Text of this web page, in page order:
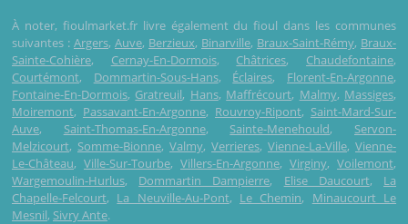
À noter, fioulmarket.fr livre également du fioul dans les communes
suivantes : Argers, Auve, Berzieux, Binarville, Braux-Saint-Rémy, Braux-
Sainte-Cohière, Cernay-En-Dormois, Châtrices, Chaudefontaine,
Courtémont, Dommartin-Sous-Hans, Éclaires, Florent-En-Argonne,
Fontaine-En-Dormois, Gratreuil, Hans, Maffrécourt, Malmy, Massiges,
Moiremont, Passavant-En-Argonne, Rouvroy-Ripont, Saint-Mard-Sur-
Auve, Saint-Thomas-En-Argonne, Sainte-Menehould, Servon-
Melzicourt, Somme-Bionne, Valmy, Verrieres, Vienne-La-Ville, Vienne-
Le-Château, Ville-Sur-Tourbe, Villers-En-Argonne, Virginy, Voilemont,
Wargemoulin-Hurlus, Dommartin Dampierre, Elise Daucourt, La
Chapelle-Felcourt, La Neuville-Au-Pont, Le Chemin, Minaucourt Le
Mesnil, Sivry Ante.